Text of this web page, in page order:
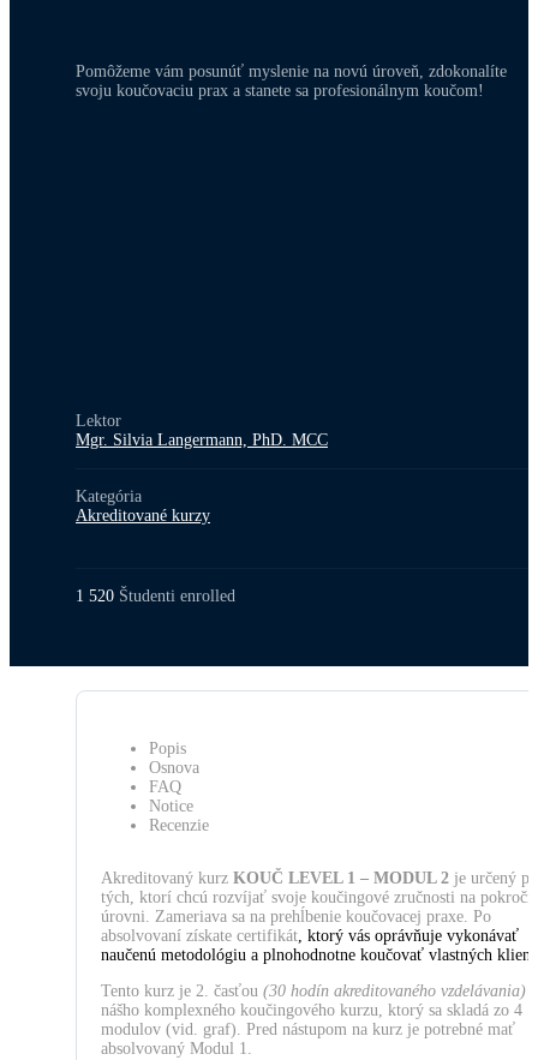
Pomôžeme vám posunúť myslenie na novú úroveň, zdokonalíte
svoju koučovaciu prax a stanete sa profesionálnym koučom!
Lektor
Mgr. Silvia Langermann, PhD. MCC
Kategória
Akreditované kurzy
1 520 Študenti enrolled
Popis
Osnova
FAQ
Notice
Recenzie
Akreditovaný kurz KOUČ LEVEL 1 – MODUL 2 je určený
tých, ktorí chcú rozvíjať svoje koučingové zručnosti na
úrovni. Zameriava sa na prehĺbenie koučovacej praxe. Po
absolvovaní získate certifikát, ktorý vás oprávňuje vykonávať
naučenú metodológiu a plnohodnotne koučovať vlastných
Tento kurz je 2. časťou (30 hodín akreditovaného vzdelávania)
nášho komplexného koučingového kurzu, ktorý sa skladá zo 4
modulov (vid. graf). Pred nástupom na kurz je potrebné mať
absolvovaný Modul 1.